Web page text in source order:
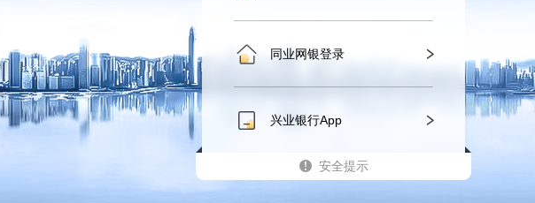
同业网银登录
兴业银行App
安全提示